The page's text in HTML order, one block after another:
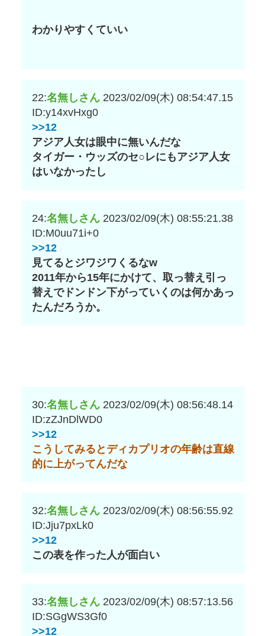
わかりやすくていい
22:名無しさん 2023/02/09(木) 08:54:47.15
ID:y14xvHxg0
>>12
アジア人女は眼中に無いんだな
タイガー・ウッズのセ○レにもアジア人女
はいなかったし
24:名無しさん 2023/02/09(木) 08:55:21.38
ID:M0uu71i+0
>>12
見てるとジワジワくるなw
2011年から15年にかけて、取っ替え引っ
替えでドンドン下がっていくのは何かあっ
たんだろうか。
30:名無しさん 2023/02/09(木) 08:56:48.14
ID:zZJnDlWD0
>>12
こうしてみるとディカプリオの年齢は直線
的に上がってんだな
32:名無しさん 2023/02/09(木) 08:56:55.92
ID:Jju7pxLk0
>>12
この表を作った人が面白い
33:名無しさん 2023/02/09(木) 08:57:13.56
ID:SGgWS3Gf0
>>12